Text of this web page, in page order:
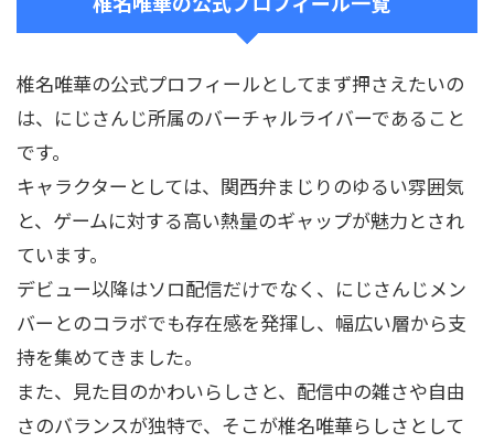
椎名唯華の公式プロフィールとしてまず押さえたいの
は、にじさんじ所属のバーチャルライバーであること
です。
キャラクターとしては、関西弁まじりのゆるい雰囲気
と、ゲームに対する高い熱量のギャップが魅力とされ
ています。
デビュー以降はソロ配信だけでなく、にじさんじメン
バーとのコラボでも存在感を発揮し、幅広い層から支
持を集めてきました。
また、見た目のかわいらしさと、配信中の雑さや自由
さのバランスが独特で、そこが椎名唯華らしさとして